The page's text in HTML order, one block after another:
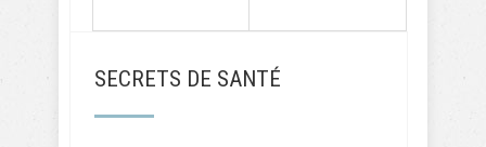
SECRETS DE SANTÉ